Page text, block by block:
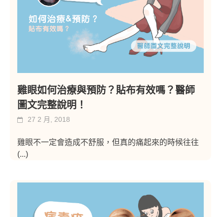
雞眼如何治療與預防？貼布有效嗎？醫師
圖文完整說明！
27 2 月, 2018
雞眼不一定會造成不舒服，但真的痛起來的時候往往
(...)